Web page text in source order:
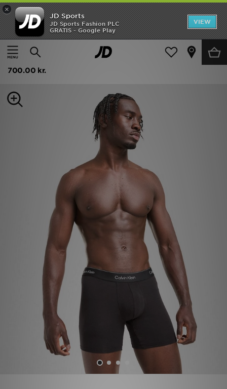
×
JD Sports
JD Sports Fashion PLC
GRATIS - Google Play
VIEW
Hjem
Herrer Herretilbehør Undertøj
Calvin Klein Underwear 7-Pack Icon Boxers
700.00 kr.
Hjem
Udsalg
Damer
Download JD app'en
Mine beskeder
Hjælp & information